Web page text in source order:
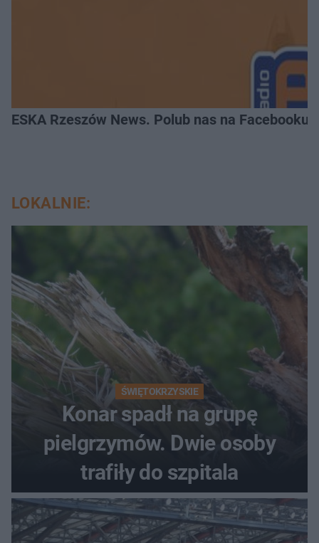
ESKA Rzeszów News. Polub nas na Facebooku!
LOKALNIE:
ŚWIĘTOKRZYSKIE
Konar spadł na grupę
pielgrzymów. Dwie osoby
trafiły do szpitala